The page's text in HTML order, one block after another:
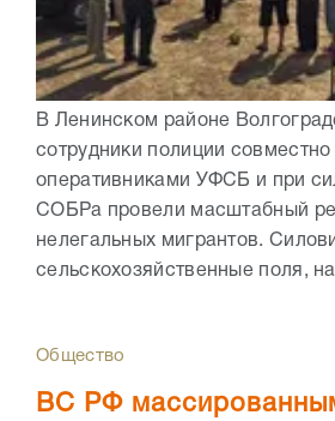
В Ленинском районе
сотрудники полиции
оперативниками УФСБ и при
СОБРа провели масштабный
нелегальных мигрантов.
сельскохозяйственные поля,
Общество
ВС РФ